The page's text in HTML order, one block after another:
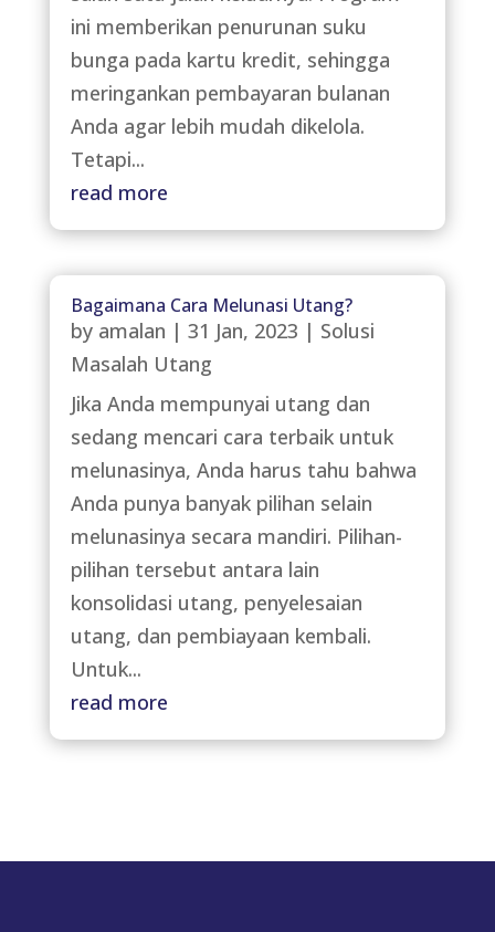
ini memberikan penurunan suku
bunga pada kartu kredit, sehingga
meringankan pembayaran bulanan
Anda agar lebih mudah dikelola.
Tetapi...
read more
Bagaimana Cara Melunasi Utang?
by amalan | 31 Jan, 2023 | Solusi
Masalah Utang
Jika Anda mempunyai utang dan
sedang mencari cara terbaik untuk
melunasinya, Anda harus tahu bahwa
Anda punya banyak pilihan selain
melunasinya secara mandiri. Pilihan-
pilihan tersebut antara lain
konsolidasi utang, penyelesaian
utang, dan pembiayaan kembali.
Untuk...
read more